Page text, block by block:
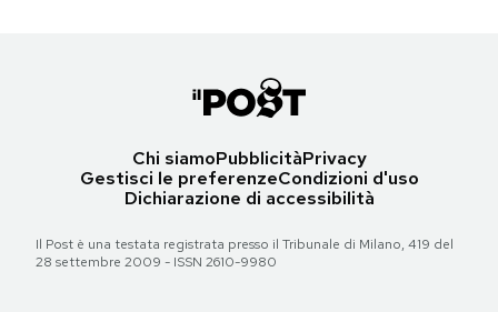
Chi siamoPubblicitàPrivacy
Gestisci le preferenzeCondizioni d'uso
Dichiarazione di accessibilità
Il Post è una testata registrata presso il Tribunale di Milano, 419 del
28 settembre 2009 - ISSN 2610-9980